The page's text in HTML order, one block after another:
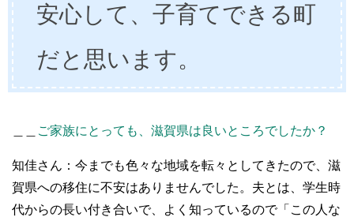
安心して、子育てできる町
だと思います。
ご家族にとっても、滋賀県は良いところでしたか？
知佳さん：今までも色々な地域を転々としてきたので、滋
賀県への移住に不安はありませんでした。夫とは、学生時
代からの長い付き合いで、よく知っているので「この人な